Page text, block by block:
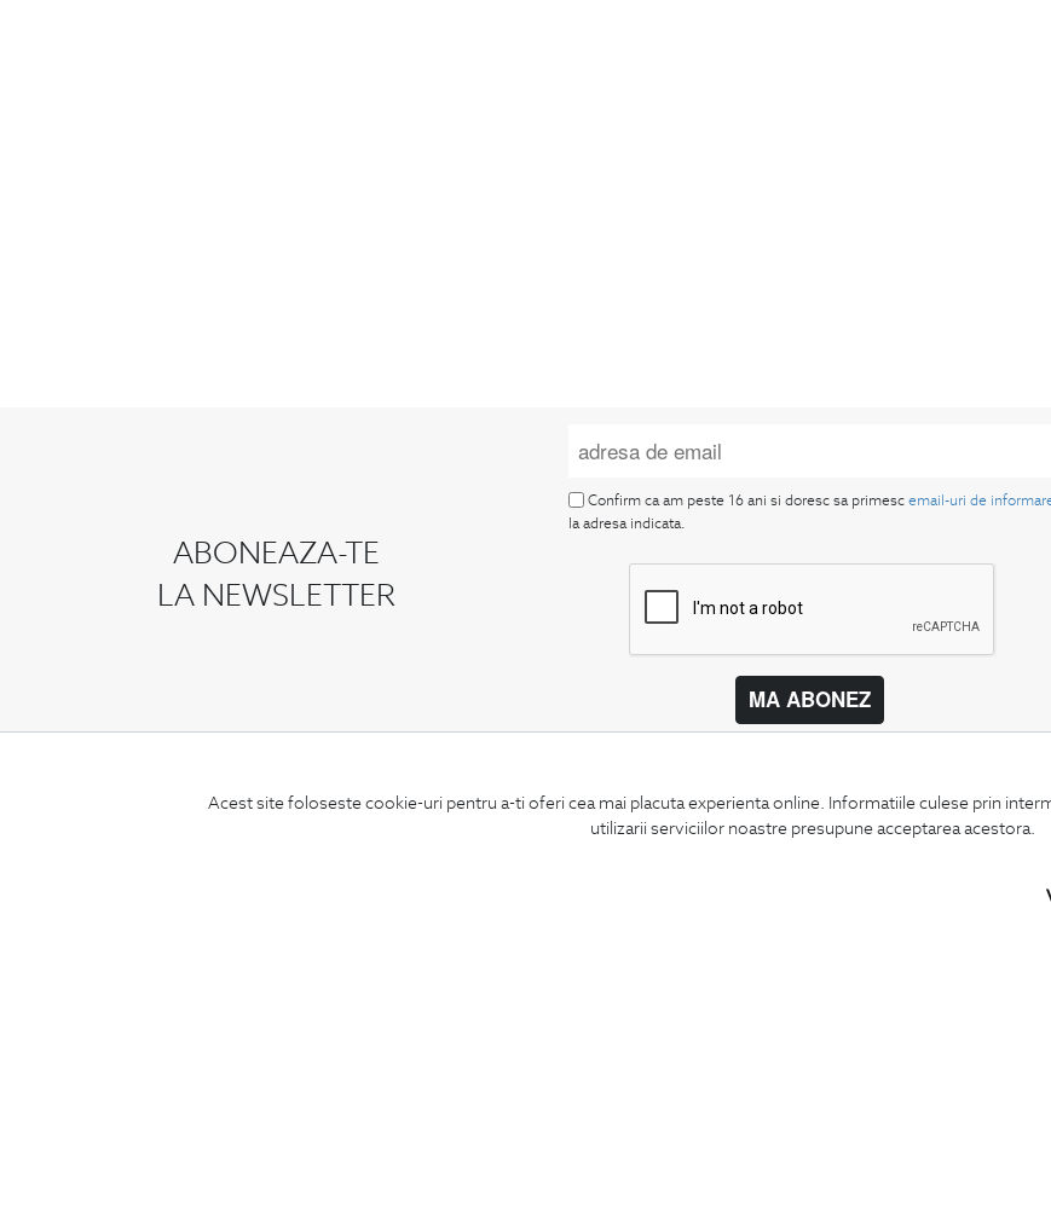
Acest site foloseste cookie-uri pentru a-ti oferi cea mai placuta experienta online. Informatiile culese prin
utilizarii serviciilor noastre presupune acceptarea acestora.
ABONEAZA-TE
LA NEWSLETTER
Confirm ca am peste 16 ani si doresc sa primescemail-uri de
la adresa indicata.
MA ABONEZ
Termeni si conditii
Contact
Magazine
Facebook
LinkedIn